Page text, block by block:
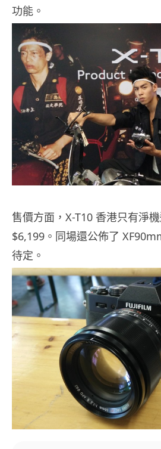
功能。
售價方面，X-T10 香港只有淨
$6,199。同場還公佈了
待定。